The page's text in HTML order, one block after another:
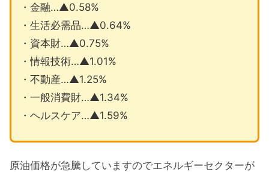
・金融…▲0.58%
・生活必需品…▲0.64%
・資本財…▲0.75%
・情報技術…▲1.01%
・不動産…▲1.25%
・一般消費財…▲1.34%
・ヘルスケア…▲1.59%
原油価格が急騰していますのでエネルギーセクターが